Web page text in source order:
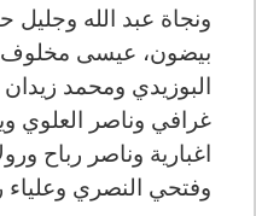
ونجاة عبد الله
بيضون، عيسى مخلوف
البوزيدي ومحمد
غرافي وناصر العلوي
اغبارية وناصر رباح
وفتحي النصري وعلياء